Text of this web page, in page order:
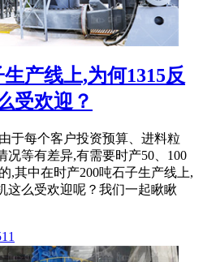
产线上,为何1315反
受欢迎？
于每个客户投资预算、进料粒
况等有差异,有需要时产50、100
,其中在时产200吨石子生产线上,
这么受欢迎呢？我们一起瞅瞅